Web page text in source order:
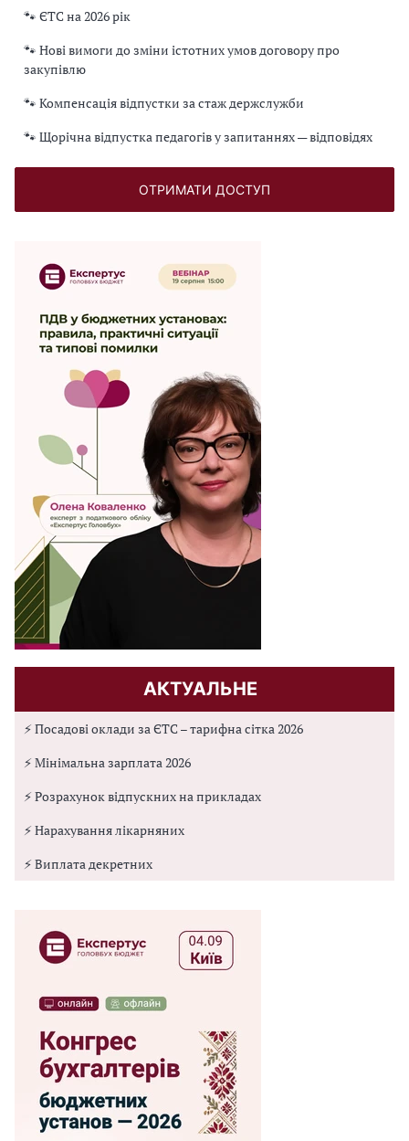
🐾 ЄТС на 2026 рік
🐾 Нові вимоги до зміни істотних умов договору про
закупівлю
🐾 Компенсація відпустки за стаж держслужби
🐾 Щорічна відпустка педагогів у запитаннях — відповідях
ОТРИМАТИ ДОСТУП
АКТУАЛЬНЕ
⚡ Посадові оклади за ЄТС – тарифна сітка 2026
⚡ Мінімальна зарплата 2026
⚡ Розрахунок відпускних на прикладах
⚡ Нарахування лікарняних
⚡ Виплата декретних